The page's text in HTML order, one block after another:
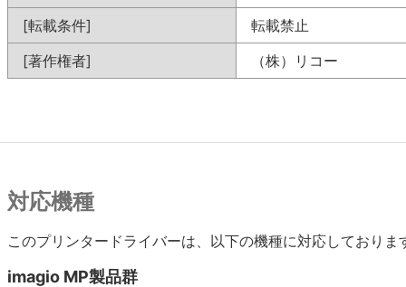
[転載条件]
転載禁止
[著作権者]
（株）リコー
対応機種
このプリンタードライバーは、以下の機種に対応しておりま
imagio MP製品群